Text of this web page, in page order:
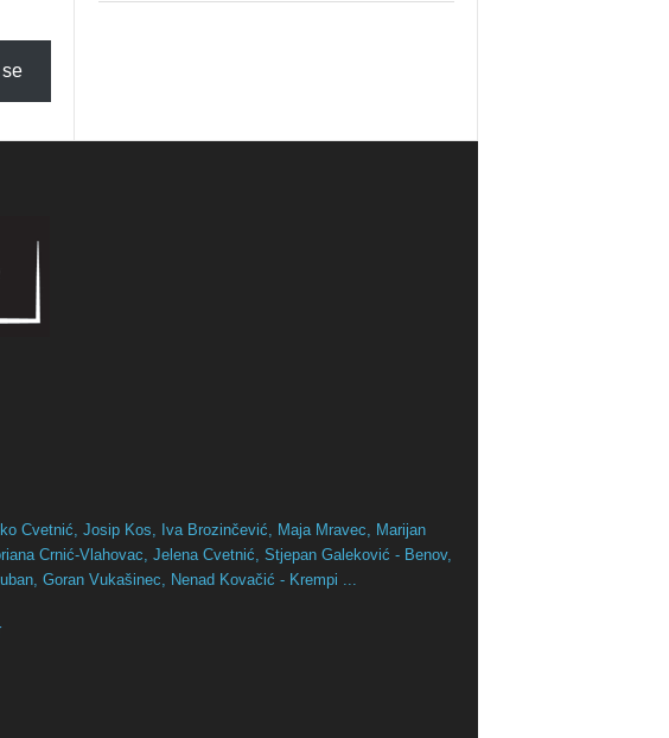
Cvetnić, Josip Kos, Iva Brozinčević, Maja Mravec, Marijan
Crnić-Vlahovac, Jelena Cvetnić, Stjepan Galeković - Benov,
Goran Vukašinec, Nenad Kovačić - Krempi ...